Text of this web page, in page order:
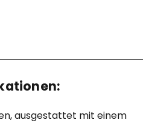
ausgestattet mit einem